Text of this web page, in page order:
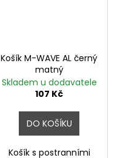
Košík M-WAVE AL černý
matný
Skladem u dodavatele
107 Kč
DO KOŠÍKU
Košík s postranními